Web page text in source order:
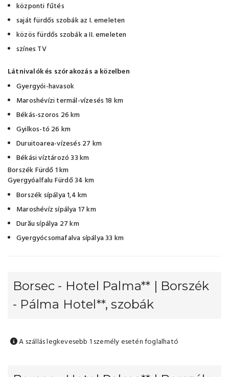
központi fűtés
saját fürdős szobák az I. emeleten
közös fürdős szobák a II. emeleten
színes TV
Látnivalók és szórakozás a közelben
Gyergyói-havasok
Maroshévízi termál-vízesés 18 km
Békás-szoros 26 km
Gyilkos-tó 26 km
Duruitoarea-vízesés 27 km
Békási víztározó 33 km
Borszék Fürdő 1 km
Gyergyóalfalu Fürdő 34 km
Borszék sípálya 1,4 km
Maroshévíz sípálya 17 km
Durău sípálya 27 km
Gyergyócsomafalva sípálya 33 km​​
Borsec - Hotel Palma** | Borszék
- Pálma Hotel**, szobák
A szállás legkevesebb 1 személy esetén foglalható